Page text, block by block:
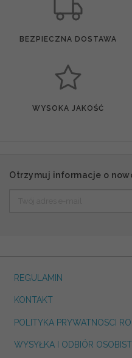
BEZPIECZNA DOSTAWA
WYSOKA JAKOŚĆ
Otrzymuj informacje o
REGULAMIN
KONTAKT
POLITYKA PRYWATNOSCI
WYSYŁKA I ODBIÓR